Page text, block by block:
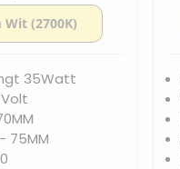
35Watt
75MM